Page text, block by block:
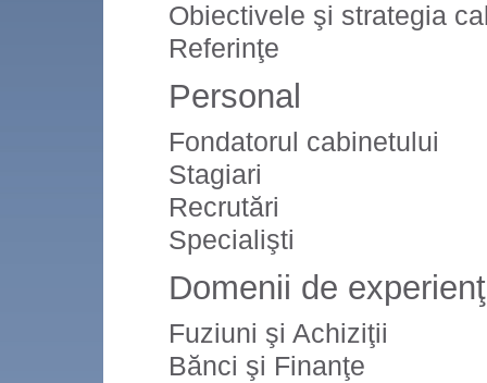
Obiectivele şi strategia
Referinţe
Personal
Fondatorul cabinetului
Stagiari
Recrutări
Specialişti
Domenii de
Fuziuni şi Achiziţii
Bănci şi Finanţe